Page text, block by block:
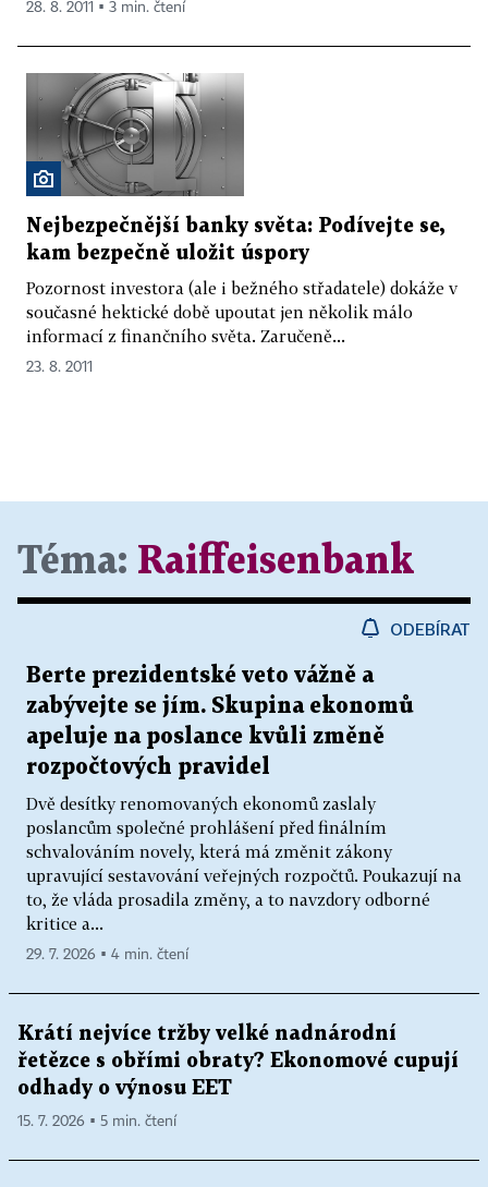
28. 8. 2011 ▪ 3 min. čtení
Nejbezpečnější banky světa: Podívejte se,
kam bezpečně uložit úspory
Pozornost investora (ale i bežného střadatele) dokáže v
současné hektické době upoutat jen několik málo
informací z finančního světa. Zaručeně...
23. 8. 2011
Téma: Raiffeisenbank
ODEBÍRAT
Berte prezidentské veto vážně a
zabývejte se jím. Skupina ekonomů
apeluje na poslance kvůli změně
rozpočtových pravidel
Dvě desítky renomovaných ekonomů zaslaly
poslancům společné prohlášení před finálním
schvalováním novely, která má změnit zákony
upravující sestavování veřejných rozpočtů. Poukazují na
to, že vláda prosadila změny, a to navzdory odborné
kritice a...
29. 7. 2026 ▪ 4 min. čtení
Krátí nejvíce tržby velké nadnárodní
řetězce s obřími obraty? Ekonomové cupují
odhady o výnosu EET
15. 7. 2026 ▪ 5 min. čtení